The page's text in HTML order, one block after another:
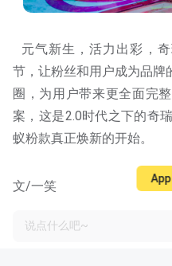
元气新生，活力出彩，奇
节，让粉丝和用户成为品牌
圈，为用户带来更全面完
案，这是2.0时代之下的奇
蚁粉款真正焕新的开始。
说点什么吧~